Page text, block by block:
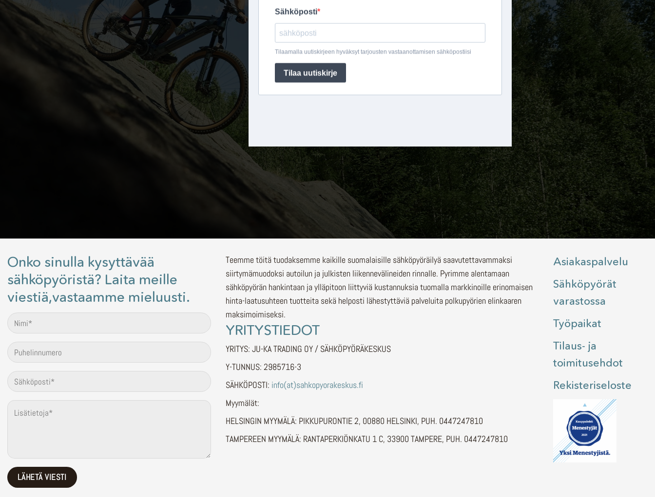
Onko sinulla kysyttävää
sähköpyöristä? Laita meille
viestiä,vastaamme mieluusti.
Teemme töitä tuodaksemme kaikille suomalaisille sähköpyöräilyä saavutettavammaksi
siirtymämuodoksi autoilun ja julkisten liikennevälineiden rinnalle. Pyrimme alentamaan
sähköpyörän hankintaan ja ylläpitoon liittyviä kustannuksia tuomalla markkinoille erinomaisen
hinta-laatusuhteen tuotteita sekä helposti lähestyttäviä palveluita polkupyörien elinkaaren
maksimoimiseksi.
YRITYSTIEDOT
YRITYS: JU-KA TRADING OY / SÄHKÖPYÖRÄKESKUS
Y-TUNNUS: 2985716-3
SÄHKÖPOSTI: info(at)sahkopyorakeskus.fi
Myymälät:
HELSINGIN MYYMÄLÄ: PIKKUPURONTIE 2, 00880 HELSINKI, PUH. 0447247810
TAMPEREEN MYYMÄLÄ: RANTAPERKIÖNKATU 1 C, 33900 TAMPERE, PUH. 0447247810
Asiakaspalvelu
Sähköpyörät
varastossa
Työpaikat
Tilaus- ja
toimitusehdot
Rekisteriseloste